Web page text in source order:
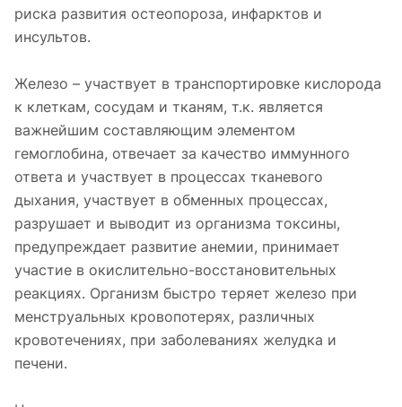
риска развития остеопороза, инфарктов и
инсультов.
Железо – участвует в транспортировке кислорода
к клеткам, сосудам и тканям, т.к. является
важнейшим составляющим элементом
гемоглобина, отвечает за качество иммунного
ответа и участвует в процессах тканевого
дыхания, участвует в обменных процессах,
разрушает и выводит из организма токсины,
предупреждает развитие анемии, принимает
участие в окислительно-восстановительных
реакциях. Организм быстро теряет железо при
менструальных кровопотерях, различных
кровотечениях, при заболеваниях желудка и
печени.